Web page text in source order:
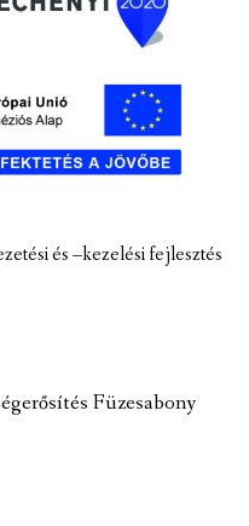
és –kezelési fejlesztés
Füzesabony